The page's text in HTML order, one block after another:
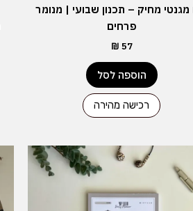
מגנטי מחיק – תכנון שבועי | מנומר
פרחים
₪ 57
הוספה לסל
רכישה מהירה